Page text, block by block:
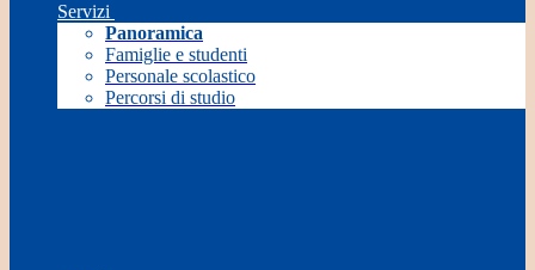
Servizi
Panoramica
Famiglie e studenti
Personale scolastico
Percorsi di studio